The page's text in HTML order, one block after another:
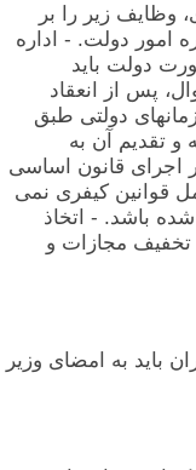
وظایف‏ زیر را بر
امور دولت‏. - اداره‏
دولت‏ باید
پس‏ از انعقاد
دولتی‏ طبق‏
و تقدیم‏ آن‏ به‏
اجرای‏ قانون‏ اساسی‏
قوانین‏ کیفری‏ نمی‏
باشد. - اتخاذ
مجازات‏ و
باید به‏ امضای‏ وزیر